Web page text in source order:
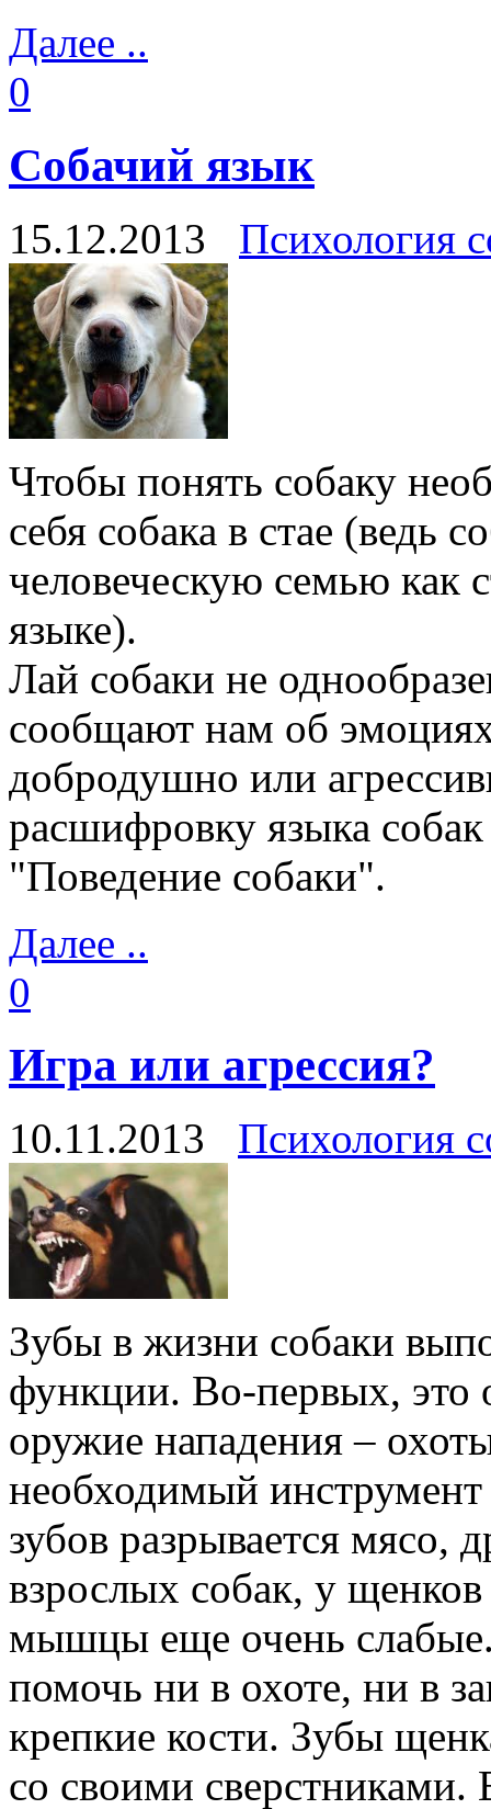
Далее ..
0
Собачий язык
15.12.2013 Психология
Чтобы понять собаку
себя собака в стае (ведь
человеческую семью как
языке).
Лай собаки не
сообщают нам об
добродушно или
расшифровку языка
"Поведение собаки".
Далее ..
0
Игра или агрессия?
10.11.2013 Психология
Зубы в жизни собаки
функции. Во-первых, это
оружие нападения –
необходимый
зубов разрывается мясо,
взрослых собак, у
мышцы еще очень
помочь ни в охоте, ни в
крепкие кости. Зубы
со своими сверстниками.